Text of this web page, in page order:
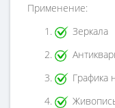
Применение:
Зеркала
Графика